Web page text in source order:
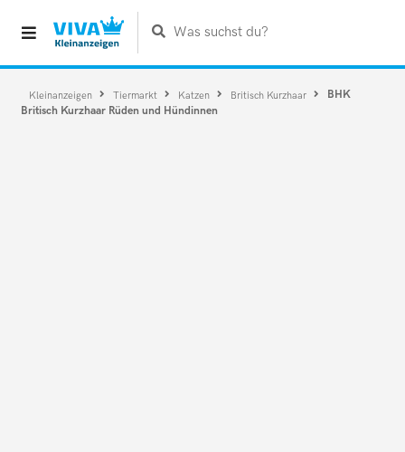
Was suchst du?
Kleinanzeigen Tiermarkt Katzen Britisch Kurzhaar
BHK
Britisch Kurzhaar Rüden und Hündinnen